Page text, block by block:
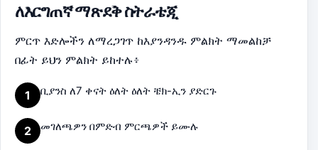
ለእርግጠኛ ማጽደቅ ስትራቴጂ
ምርጥ እድሎችን ለማረጋገጥ ከእያንዳንዱ ምልክት ማመልከቻ
በፊት ይህን ምልክት ይከተሉ፥
1 ቢያንስ ለ7 ቀናት ዕለት ዕለት ቼክ-ኢን ያድርጉ
2 መገለጫዎን በምድብ ምርጫዎች ይሙሉ